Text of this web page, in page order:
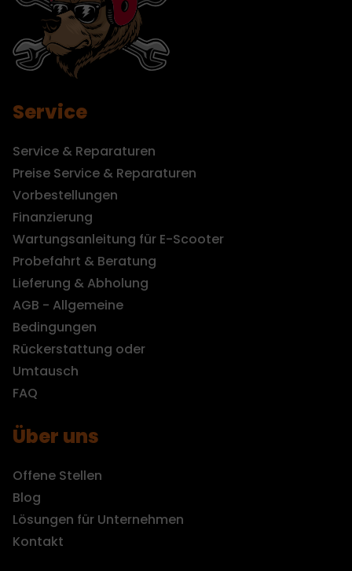
Service
Service & Reparaturen
Preise Service & Reparaturen
Vorbestellungen
Finanzierung
Wartungsanleitung für E-Scooter
Probefahrt & Beratung
Lieferung & Abholung
AGB - Allgemeine
Bedingungen
Rückerstattung oder
Umtausch
FAQ
Über uns
Offene Stellen
Blog
Lösungen für Unternehmen
Kontakt